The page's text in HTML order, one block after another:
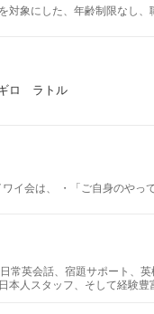
対象にした、年齢制限なし、
ロ ラトル
イ会は、 ・「ご自身のやっ
英会話、宿題サポート、
人スタッフ、そして経験